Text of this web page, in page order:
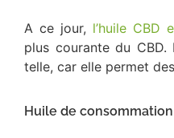
A ce jour, l’huile CBD
plus courante du
telle, car elle permet
Huile de consommation